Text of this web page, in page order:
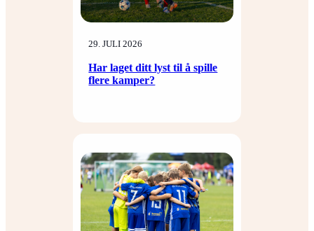
29. JULI 2026
Har laget ditt lyst til å spille
flere kamper?